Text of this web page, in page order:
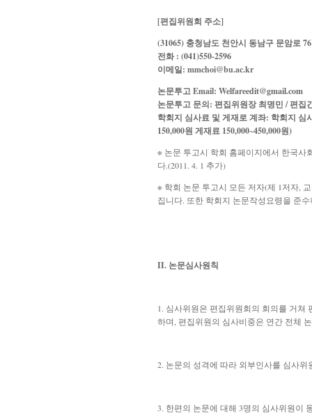
[편집위원회 주소]
(31065) 충청남도 천안시 동남구 문암로
전화 : (041)550-2596
이메일: mmchoi@bu.ac.kr
논문투고 Email: Welfareedit@gmail.com
논문투고 문의: 편집위원장 최명민 / 편집
학회지 심사료 및 게재로 계좌: 학회지 심
150,000원 게재료 150,000~450,000원)
※ 논문 투고시 학회 홈페이지에서 한국사
다.(2011. 4. 1 추가)
※ 학회 논문 투고시 모든 저자(제 1저자,
집니다. 또한 학회지 논문작성요령을 준
II. 논문심사원칙
1. 심사위원은 편집위원회의 회의를 거
하며, 편집위원의 심사비중은 연간 전체
2. 논문의 성격에 따라 외부인사를 심사
3. 한편의 논문에 대해 3명의 심사위원이